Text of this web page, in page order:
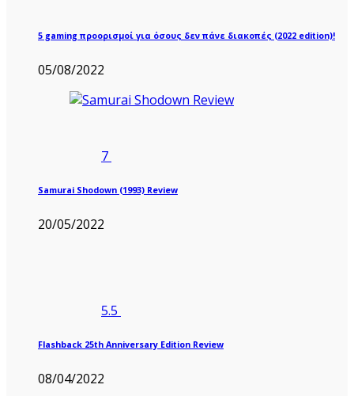
5 gaming προορισμοί για όσους δεν πάνε διακοπές (2022 edition)!
05/08/2022
7
Samurai Shodown (1993) Review
20/05/2022
5.5
Flashback 25th Anniversary Edition Review
08/04/2022